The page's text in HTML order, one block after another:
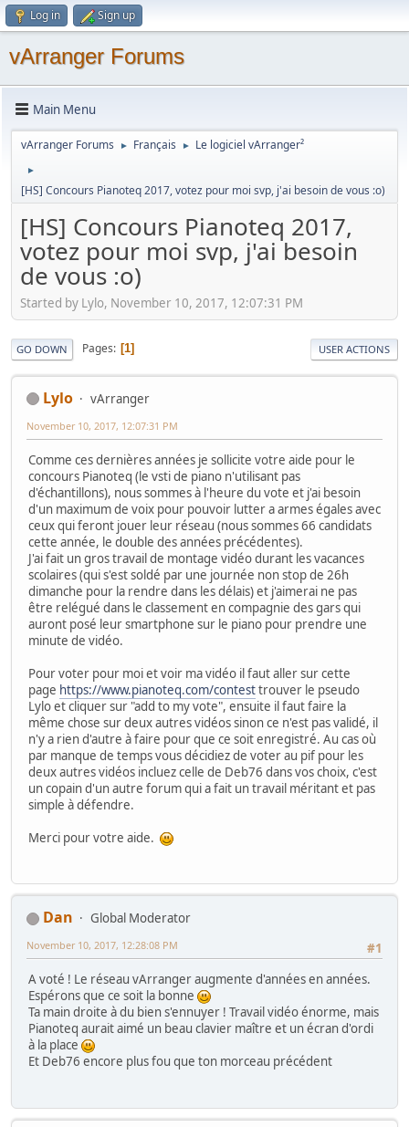
Log in Sign up
vArranger Forums
Main Menu
vArranger Forums ► Français ► Le logiciel vArranger²
►
[HS] Concours Pianoteq 2017, votez pour moi svp, j'ai besoin de vous :o)
[HS] Concours Pianoteq 2017,
votez pour moi svp, j'ai besoin
de vous :o)
Started by Lylo, November 10, 2017, 12:07:31 PM
GO DOWN Pages 1 USER ACTIONS
Lylo vArranger
November 10, 2017, 12:07:31 PM
Comme ces dernières années je sollicite votre aide pour le
concours Pianoteq (le vsti de piano n'utilisant pas
d'échantillons), nous sommes à l'heure du vote et j'ai besoin
d'un maximum de voix pour pouvoir lutter a armes égales avec
ceux qui feront jouer leur réseau (nous sommes 66 candidats
cette année, le double des années précédentes).
J'ai fait un gros travail de montage vidéo durant les vacances
scolaires (qui s'est soldé par une journée non stop de 26h
dimanche pour la rendre dans les délais) et j'aimerai ne pas
être relégué dans le classement en compagnie des gars qui
auront posé leur smartphone sur le piano pour prendre une
minute de vidéo.
Pour voter pour moi et voir ma vidéo il faut aller sur cette
page https://www.pianoteq.com/contesttrouver le pseudo
Lylo et cliquer sur "add to my vote", ensuite il faut faire la
même chose sur deux autres vidéos sinon ce n'est pas validé, il
n'y a rien d'autre à faire pour que ce soit enregistré. Au cas où
par manque de temps vous décidiez de voter au pif pour les
deux autres vidéos incluez celle de Deb76 dans vos choix, c'est
un copain d'un autre forum qui a fait un travail méritant et pas
simple à défendre.
Merci pour votre aide.
Dan
Global Moderator
#1
November 10, 2017, 12:28:08 PM
A voté ! Le réseau vArranger augmente d'années en années.
Espérons que ce soit la bonne
Ta main droite à du bien s'ennuyer ! Travail vidéo énorme, mais
Pianoteq aurait aimé un beau clavier maître et un écran d'ordi
à la place
Et Deb76 encore plus fou que ton morceau précédent